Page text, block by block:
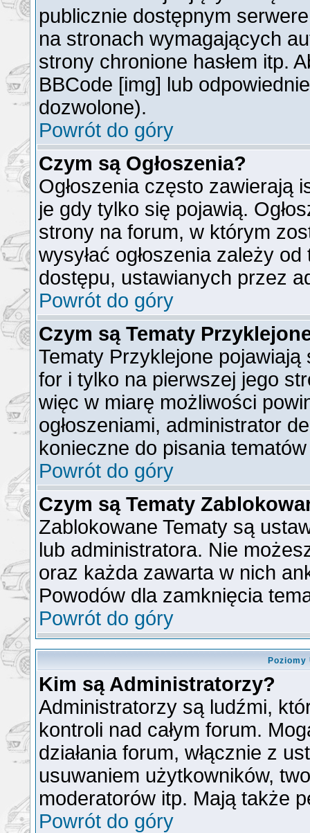
publicznie dostępnym
na stronach wymagających
strony chronione hasłem itp.
BBCode [img] lub
dozwolone).
Powrót do góry
Czym są Ogłoszenia?
Ogłoszenia często zawierają
je gdy tylko się pojawią.
strony na forum, w którym
wysyłać ogłoszenia zależy
dostępu, ustawianych przez
Powrót do góry
Czym są Tematy
Tematy Przyklejone pojawiają
for i tylko na pierwszej jego
więc w miarę możliwości
ogłoszeniami, administrator
konieczne do pisania
Powrót do góry
Czym są Tematy
Zablokowane Tematy są
lub administratora. Nie
oraz każda zawarta w nich
Powodów dla zamknięcia
Powrót do góry
Kim są Administratorzy?
Administratorzy są ludźmi,
kontroli nad całym forum.
działania forum, włącznie z
usuwaniem użytkowników,
moderatorów itp. Mają także
Powrót do góry